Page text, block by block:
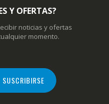
Y OFERTAS?
noticias y ofertas
momento.
SUSCRIBIRSE